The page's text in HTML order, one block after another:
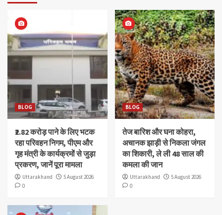
BLOG
₹2.82 करोड़ पाने के लिए भटक
रहा परिवहन निगम, पीएम और
गृह मंत्री के कार्यक्रमों से जुड़ा
प्रकरण, जानें पूरा मामला
Uttarakhand
5 August 2026
0
BLOG
तेज बारिश और घना कोहरा,
अचानक झाड़ी से निकला जंगल
का शिकारी, ले ली 48 साल की
कमला की जान
Uttarakhand
5 August 2026
0